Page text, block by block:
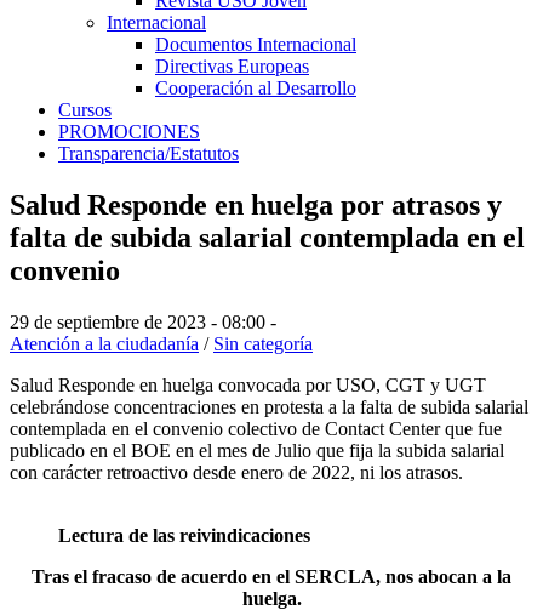
Internacional
Documentos Internacional
Directivas Europeas
Cooperación al Desarrollo
Cursos
PROMOCIONES
Transparencia/Estatutos
Salud Responde en huelga por atrasos y
falta de subida salarial contemplada en el
convenio
29 de septiembre de 2023 - 08:00 -
Atención a la ciudadanía / Sin categoría
Salud Responde en huelga convocada por USO, CGT y UGT
celebrándose concentraciones en protesta a la falta de subida salarial
contemplada en el convenio colectivo de Contact Center que fue
publicado en el BOE en el mes de Julio que fija la subida salarial
con carácter retroactivo desde enero de 2022, ni los atrasos.
Lectura de las reivindicaciones
Tras el fracaso de acuerdo en el SERCLA, nos abocan a la
huelga.